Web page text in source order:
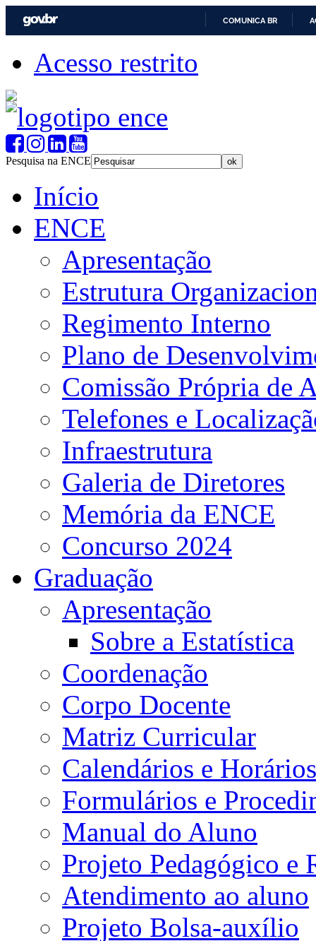
COMUNICA BR
Acesso restrito
Pesquisa na ENCE
Início
ENCE
Apresentação
Estrutura
Regimento Interno
Plano de
Comissão Própria de
Telefones e
Infraestrutura
Galeria de Diretores
Memória da ENCE
Concurso 2024
Graduação
Apresentação
Sobre a Estatística
Coordenação
Corpo Docente
Matriz Curricular
Calendários e Horários
Formulários e
Manual do Aluno
Projeto Pedagógico e
Atendimento ao aluno
Projeto Bolsa-auxílio